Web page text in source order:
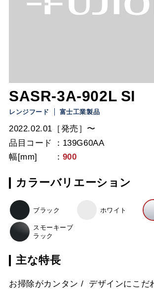
SASR-3A-902L SI
レンジフード 富士工業製品
2022.02.01［発売］〜
品目コード
139G60AA
幅[mm]
900
カラーバリエーション
ブラック ホワイト
スモーキーブ
ラック
主な特長
お掃除がカンタン
デザインにこだ